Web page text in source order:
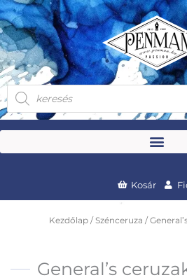
Skip
to
content
Products
search
Kosár
Kezdőlap /Szénceruza /
General’s